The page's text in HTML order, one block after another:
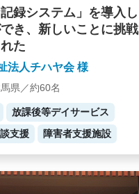
記録システム」を導入し
き、新しいことに挑戦
た
法人チハヤ会 様
県／約60名
放課後等デイサービス
支援 障害者支援施設